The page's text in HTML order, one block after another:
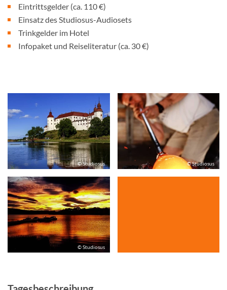
Eintrittsgelder (ca. 110 €)
Einsatz des Studiosus-Audiosets
Trinkgelder im Hotel
Infopaket und Reiseliteratur (ca. 30 €)
© Studiosus © Studiosus
© Studiosus